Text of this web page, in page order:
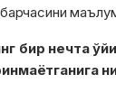
бир нечта